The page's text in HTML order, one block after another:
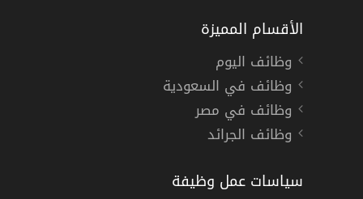
الأقسام المميزة
وظائف اليوم
وظائف في السعودية
وظائف في مصر
وظائف الجرائد
سياسات عمل وظيفة